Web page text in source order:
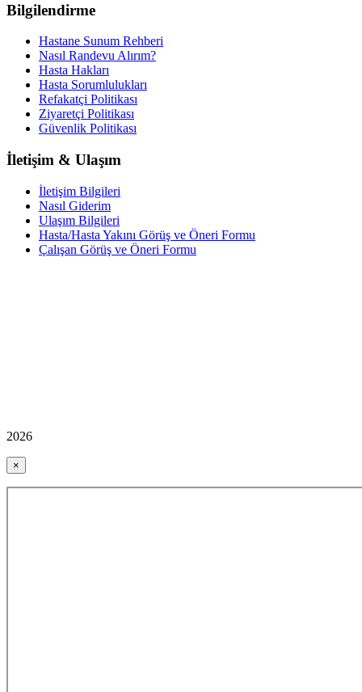
Bilgilendirme
Hastane Sunum Rehberi
Nasıl Randevu Alırım?
Hasta Hakları
Hasta Sorumlulukları
Refakatçi Politikası
Ziyaretçi Politikası
Güvenlik Politikası
İletişim & Ulaşım
İletişim Bilgileri
Nasıl Giderim
Ulaşım Bilgileri
Hasta/Hasta Yakını Görüş ve Öneri Formu
Çalışan Görüş ve Öneri Formu
2026
×